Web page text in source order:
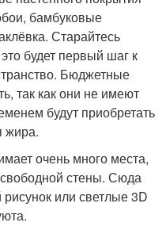
бамбуковые
Старайтесь
будет первый шаг к
Бюджетные
так как они не имеют
будут приобретать
жира.
очень много места,
свободной стены. Сюда
или светлые 3D